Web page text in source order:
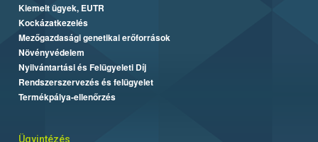
Kiemelt ügyek, EUTR
Kockázatkezelés
Mezőgazdasági genetikai erőforrások
Növényvédelem
Nyilvántartási és Felügyeleti Díj
Rendszerszervezés és felügyelet
Termékpálya-ellenőrzés
Ügyintézés